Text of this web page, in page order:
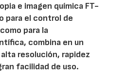
e imagen química FT-
para el control de
para la
combina en un
resolución, rapidez
facilidad de uso.